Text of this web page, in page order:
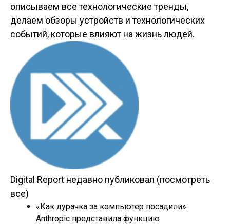
описываем все технологические тренды,
делаем обзоры устройств и технологических
событий, которые влияют на жизнь людей.
Digital Report недавно публиковал (посмотреть
все)
«Как дурачка за компьютер посадили»:
Anthropic представила функцию